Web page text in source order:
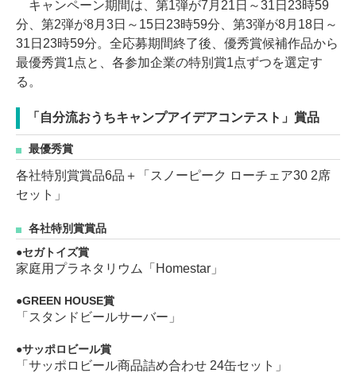
キャンペーン期間は、第1弾が7月21日～31日23時59
分、第2弾が8月3日～15日23時59分、第3弾が8月18日～
31日23時59分。全応募期間終了後、優秀賞候補作品から
最優秀賞1点と、各参加企業の特別賞1点ずつを選定す
る。
「自分流おうちキャンプアイデアコンテスト」賞品
最優秀賞
各社特別賞賞品6品＋「スノーピーク ローチェア30 2席
セット」
各社特別賞賞品
セガトイズ賞
家庭用プラネタリウム「Homestar」
GREEN HOUSE賞
「スタンドビールサーバー」
サッポロビール賞
「サッポロビール商品詰め合わせ 24缶セット」